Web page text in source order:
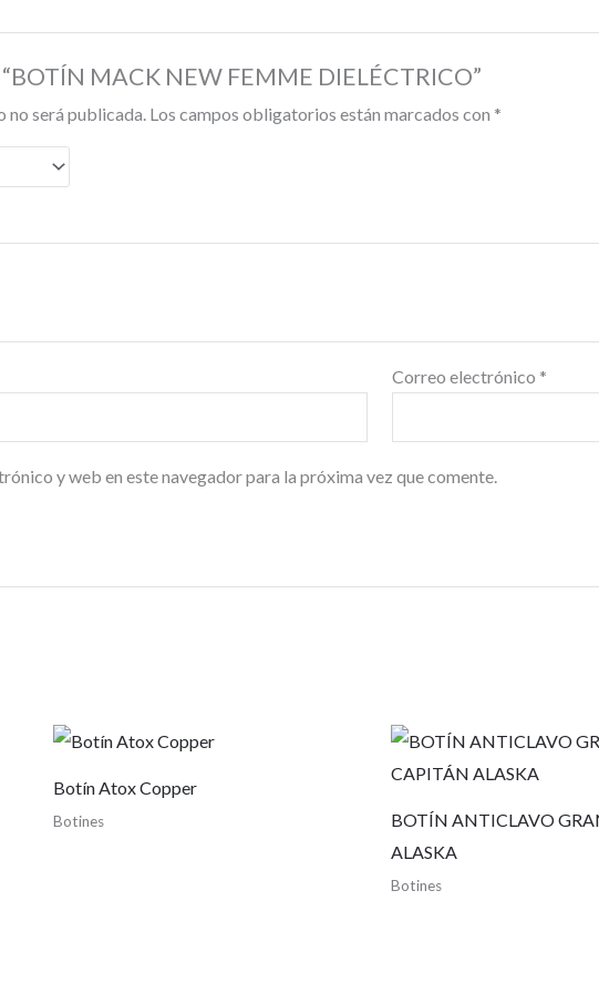
MACK NEW FEMME DIELÉCTRICO”
no será publicada. Los campos obligatorios están marcados con *
Correo electrónico *
y web en este navegador para la próxima vez que comente.
Botín Atox Copper
Botines
BOTÍN ANTICLAVO
ALASKA
Botines